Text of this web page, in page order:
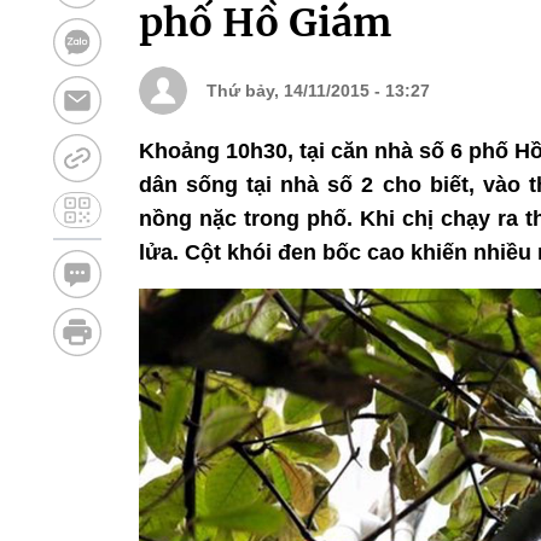
phố Hồ Giám
Thứ bảy, 14/11/2015 - 13:27
Khoảng 10h30, tại căn nhà số 6 phố
dân sống tại nhà số 2 cho biết, vào
nồng nặc trong phố. ​Khi chị chạy ra
lửa. Cột khói đen bốc cao khiến